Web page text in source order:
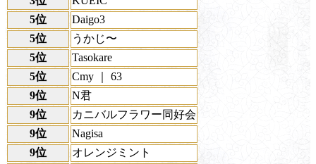
5位
Daigo3
5位
うかじ〜
5位
Tasokare
5位
Cmy ｜ 63
9位
N君
9位
カニバルフラワー同好会
9位
Nagisa
9位
オレンジミント